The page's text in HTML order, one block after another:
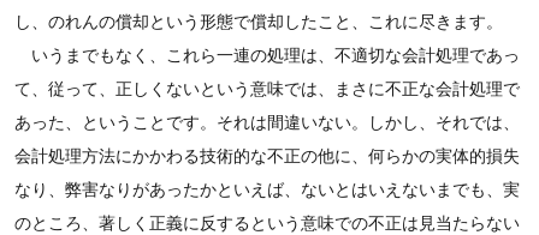
し、のれんの償却という形態で償却したこと、これに尽きます。
いうまでもなく、これら一連の処理は、不適切な会計処理であっ
て、従って、正しくないという意味では、まさに不正な会計処理で
あった、ということです。それは間違いない。しかし、それでは、
会計処理方法にかかわる技術的な不正の他に、何らかの実体的損失
なり、弊害なりがあったかといえば、ないとはいえないまでも、実
のところ、著しく正義に反するという意味での不正は見当たらない